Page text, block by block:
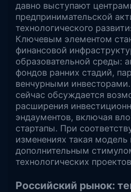
давно выступают
предпринимательской
технологического
Ключевым элементом
финансовой
образовательной среды:
фондов ранних стадий,
венчурными
сейчас обсуждается
расширения
эндаументов, включая
стартапы. При
изменениях такая
дополнительным
технологических
Российский рынок: